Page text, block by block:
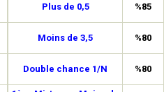
Plus de 0,5 %85
Moins de 3,5 %80
Double chance 1/N %80